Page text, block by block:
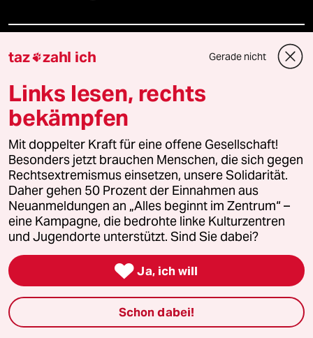
Ressorts
Politik
Öko
Gesellschaft
Kultur
Sport
Berlin
Nord
Wahrheit
taz zahl ich Gerade nicht
Links lesen, rechts
bekämpfen
Mit doppelter Kraft für eine offene Gesellschaft!
Besonders jetzt brauchen Menschen, die sich gegen
Rechtsextremismus einsetzen, unsere Solidarität.
Daher gehen 50 Prozent der Einnahmen aus
Neuanmeldungen an „Alles beginnt im Zentrum“ –
eine Kampagne, die bedrohte linke Kulturzentren
und Jugendorte unterstützt. Sind Sie dabei?
 Ja, ich will
Schon dabei!